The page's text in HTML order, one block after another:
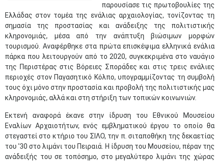
παρουσίασε τις πρωτοβουλίες της
Ελλάδας στον τομέα της ενάλιας αρχαιολογίας, τονίζοντας τη
σημασία της προστασίας και ανάδειξης της πολιτιστικής
κληρονομιάς, μέσα από την ανάπτυξη βιώσιμων μορφών
τουρισμού. Αναφέρθηκε στα πρώτα επισκέψιμα ελληνικά ενάλια
πάρκα που λειτουργούν από το 2020, συγκεκριμένα στο ναυάγιο
της Περιστέρας στις Βόρειες Σποράδες και στις τρεις ενάλιες
περιοχές στον Παγασητικό Κόλπο, υπογραμμίζοντας τη συμβολή
τους όχι μόνο στην προστασία και προβολή της πολιτιστικής μας
κληρονομιάς, αλλά και στη στήριξη των τοπικών κοινωνιών.
Εκτενή αναφορά έκανε στην ίδρυση του Εθνικού Μουσείου
Εναλίων Αρχαιοτήτων, ενός εμβληματικού έργου το οποίο θα
στεγαστεί στο κτήριο του ΣΙΛΟ, την π. σιταποθήκη της δεκαετίας
του '30 στο λιμάνι του Πειραιά. Η ίδρυση του Μουσείου, πέραν της
ανάδειξής του σε τοπόσημο, στο μεγαλύτερο λιμάνι της χώρας